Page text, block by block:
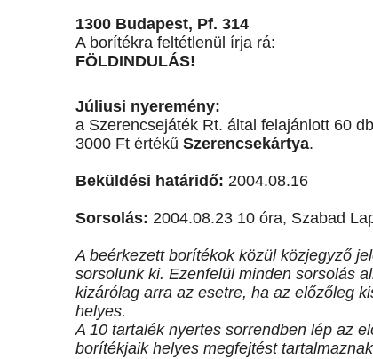
1300 Budapest, Pf. 314
A borítékra feltétlenül írja rá:
FÖLDINDULÁS!
Júliusi nyeremény:
a Szerencsejáték Rt. által felajánlott 60
3000 Ft értékű Szerencsekártya.
Beküldési határidő: 2004.08.16
Sorsolás: 2004.08.23 10 óra, Szabad
A beérkezett borítékok közül közjegyző
sorsolunk ki. Ezenfelül minden sorsolás
kizárólag arra az esetre, ha az előzőleg
helyes.
A 10 tartalék nyertes sorrendben lép az
borítékjaik helyes megfejtést